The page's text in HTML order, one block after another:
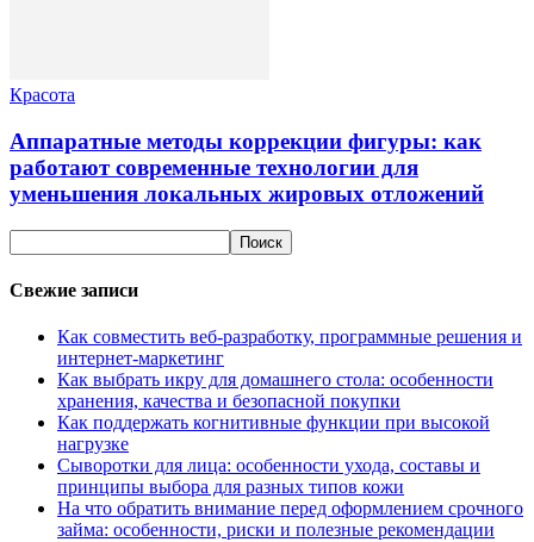
Красота
Аппаратные методы коррекции фигуры: как
работают современные технологии для
уменьшения локальных жировых отложений
Свежие записи
Как совместить веб-разработку, программные решения и
интернет-маркетинг
Как выбрать икру для домашнего стола: особенности
хранения, качества и безопасной покупки
Как поддержать когнитивные функции при высокой
нагрузке
Сыворотки для лица: особенности ухода, составы и
принципы выбора для разных типов кожи
На что обратить внимание перед оформлением срочного
займа: особенности, риски и полезные рекомендации